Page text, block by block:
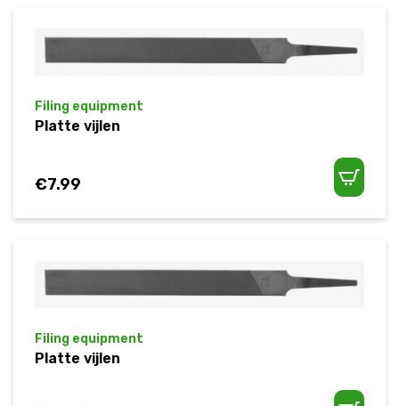
Filing equipment
Platte vijlen
€7.99
Filing equipment
Platte vijlen